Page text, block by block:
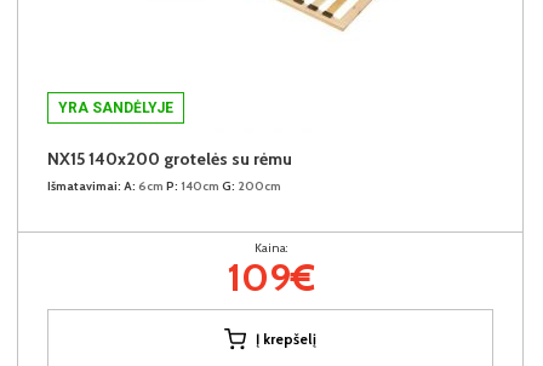
YRA SANDĖLYJE
NX15 140x200 grotelės su rėmu
Išmatavimai: A: 6cm P: 140cm G: 200cm
Kaina:
109€
Į krepšelį